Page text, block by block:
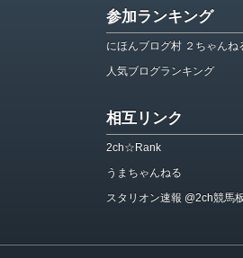
参加ランキング
にほんブログ村 ２ちゃんね
人気ブログランキング
相互リンク
2ch☆Rank
うまちゃんねる
スタリオン速報 @2ch競馬